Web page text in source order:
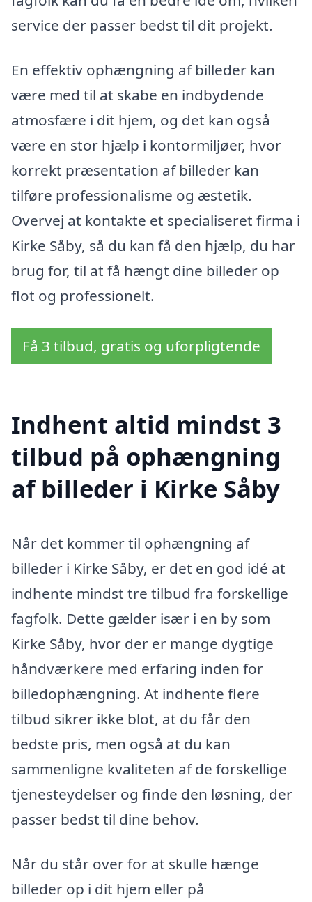
service der passer bedst til dit projekt.
En effektiv ophængning af billeder kan
være med til at skabe en indbydende
atmosfære i dit hjem, og det kan også
være en stor hjælp i kontormiljøer, hvor
korrekt præsentation af billeder kan
tilføre professionalisme og æstetik.
Overvej at kontakte et specialiseret firma i
Kirke Såby, så du kan få den hjælp, du har
brug for, til at få hængt dine billeder op
flot og professionelt.
Få 3 tilbud, gratis og uforpligtende
Indhent altid mindst 3
tilbud på ophængning
af billeder i Kirke Såby
Når det kommer til ophængning af
billeder i Kirke Såby, er det en god idé at
indhente mindst tre tilbud fra forskellige
fagfolk. Dette gælder især i en by som
Kirke Såby, hvor der er mange dygtige
håndværkere med erfaring inden for
billedophængning. At indhente flere
tilbud sikrer ikke blot, at du får den
bedste pris, men også at du kan
sammenligne kvaliteten af de forskellige
tjenesteydelser og finde den løsning, der
passer bedst til dine behov.
Når du står over for at skulle hænge
billeder op i dit hjem eller på